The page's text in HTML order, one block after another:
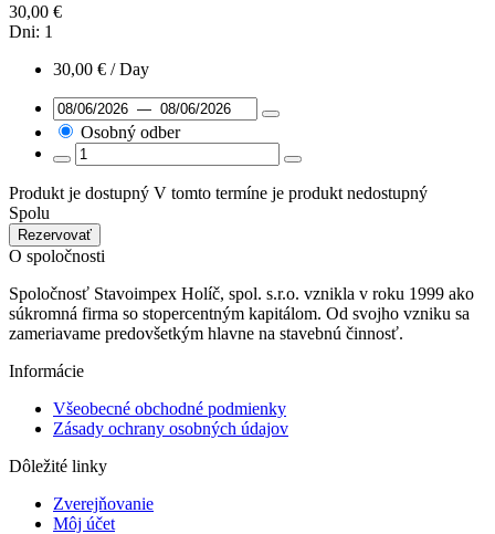
30,00 €
Dni: 1
30,00 € / Day
Osobný odber
Produkt je dostupný V tomto termíne je produkt nedostupný
Spolu
Rezervovať
O spoločnosti
Spoločnosť Stavoimpex Holíč, spol. s.r.o. vznikla v roku 1999 ako
súkromná firma so stopercentným kapitálom. Od svojho vzniku sa
zameriavame predovšetkým hlavne na stavebnú činnosť.
Informácie
Všeobecné obchodné podmienky
Zásady ochrany osobných údajov
Dôležité linky
Zverejňovanie
Môj účet